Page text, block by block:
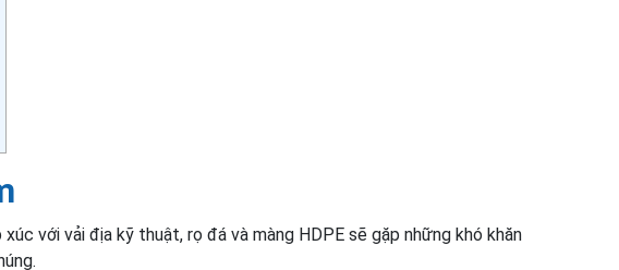
với vải địa kỹ thuật, rọ đá và màng HDPE sẽ gặp những khó khăn